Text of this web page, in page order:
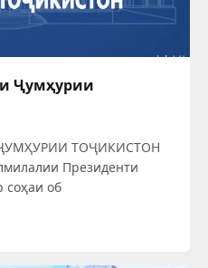
Ҷумҳурии
ТОҶИКИСТОН
Президенти
соҳаи об